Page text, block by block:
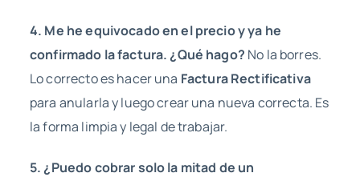
4. Me he equivocado en el precio y ya he
confirmado la factura. ¿Qué hago? No la borres.
Lo correcto es hacer una Factura Rectificativa
para anularla y luego crear una nueva correcta. Es
la forma limpia y legal de trabajar.
5. ¿Puedo cobrar solo la mitad de un